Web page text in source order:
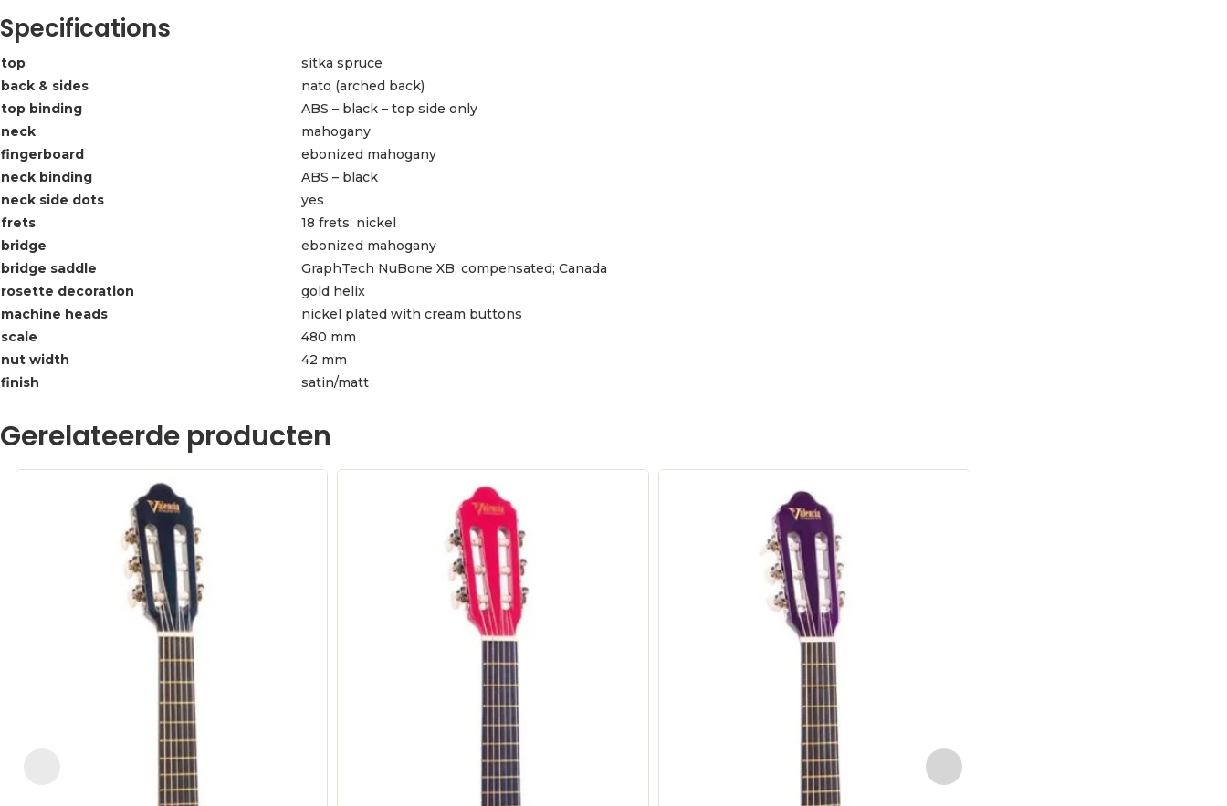
Specifications
top
sitka spruce
back & sides
nato (arched back)
top binding
ABS – black – top side only
neck
mahogany
fingerboard
ebonized mahogany
neck binding
ABS – black
neck side dots
yes
frets
18 frets; nickel
bridge
ebonized mahogany
bridge saddle
GraphTech NuBone XB, compensated; Canada
rosette decoration
gold helix
machine heads
nickel plated with cream buttons
scale
480 mm
nut width
42 mm
finish
satin/matt
Gerelateerde producten